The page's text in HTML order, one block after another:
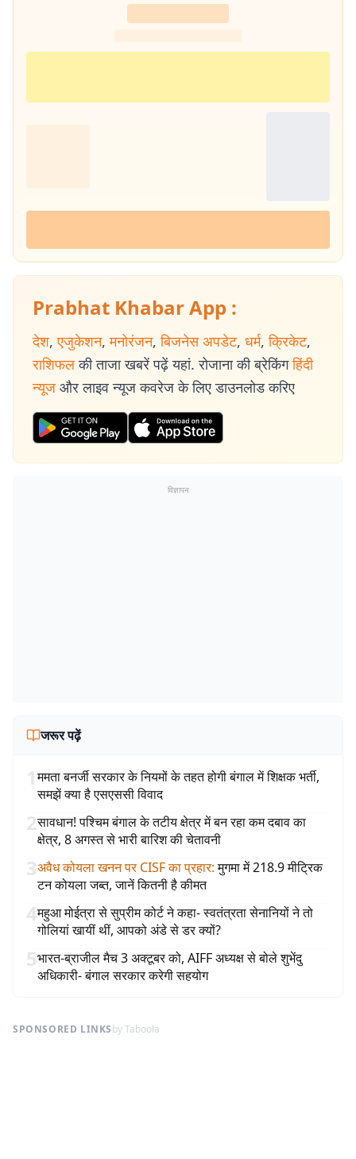
Prabhat Khabar App :
देश, एजुकेशन, मनोरंजन, बिजनेस अपडेट, धर्म, क्रिकेट,
राशिफल की ताजा खबरें पढ़ें यहां. रोजाना की ब्रेकिंग हिंदी
न्यूज और लाइव न्यूज कवरेज के लिए डाउनलोड करिए
विज्ञापन
जरूर पढ़ें
1ममता बनर्जी सरकार के नियमों के तहत होगी बंगाल में शिक्षक भर्ती,
समझें क्या है एसएससी विवाद
2सावधान! पश्चिम बंगाल के तटीय क्षेत्र में बन रहा कम दबाव का
क्षेत्र, 8 अगस्त से भारी बारिश की चेतावनी
3अवैध कोयला खनन पर CISF का प्रहार: मुगमा में 218.9 मीट्रिक
टन कोयला जब्त, जानें कितनी है कीमत
4महुआ मोईत्रा से सुप्रीम कोर्ट ने कहा- स्वतंत्रता सेनानियों ने तो
गोलियां खायीं थीं, आपको अंडे से डर क्यों?
5भारत-ब्राजील मैच 3 अक्टूबर को, AIFF अध्यक्ष से बोले शुभेंदु
अधिकारी- बंगाल सरकार करेगी सहयोग
SPONSORED LINKSby Taboola